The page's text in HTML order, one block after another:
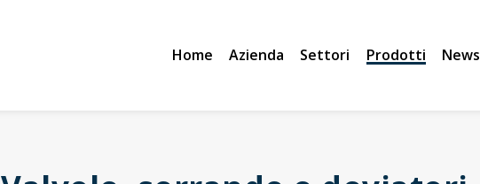
Home Azienda Settori Prodotti News